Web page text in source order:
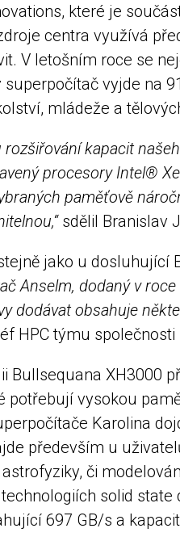
které je
centra využívá
V letošním roce se
vyjde na
mládeže a
kapacit
procesory Intel®
paměťově
sdělil Branislav
jako u dosluhující
Anselm, dodaný v
dodávat obsahuje
HPC týmu společnosti
Bullsequana
vysokou
Karolina
především u
či
solid
697 GB/s a